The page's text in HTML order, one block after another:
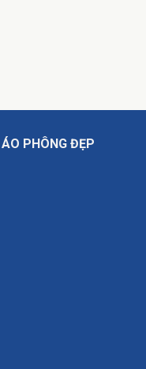
PHÔNG ĐẸP